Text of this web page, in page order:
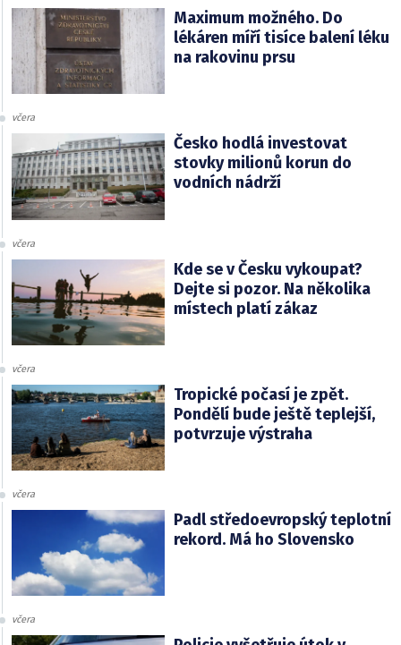
Maximum možného. Do
lékáren míří tisíce balení léku
na rakovinu prsu
včera
Česko hodlá investovat
stovky milionů korun do
vodních nádrží
včera
Kde se v Česku vykoupat?
Dejte si pozor. Na několika
místech platí zákaz
včera
Tropické počasí je zpět.
Pondělí bude ještě teplejší,
potvrzuje výstraha
včera
Padl středoevropský teplotní
rekord. Má ho Slovensko
včera